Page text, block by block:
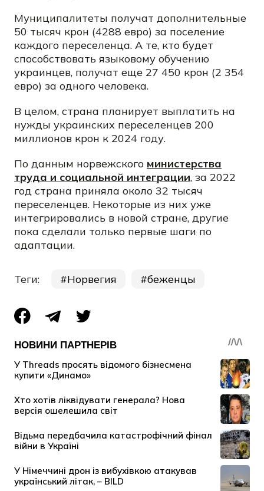
Муниципалитеты получат дополнительные
50 тысяч крон (4288 евро) за поселение
каждого переселенца. А те, кто будет
способствовать языковому обучению
украинцев, получат еще 27 450 крон (2 354
евро) за одного человека.
В целом, страна планирует выплатить на
нужды украинских переселенцев 200
миллионов крон к 2024 году.
По данным норвежского министерства
труда и социальной интеграции, за 2022
год страна приняла около 32 тысяч
переселенцев. Некоторые из них уже
интегрировались в новой стране, другие
пока сделали только первые шаги по
адаптации.
Теги: Норвегия беженцы